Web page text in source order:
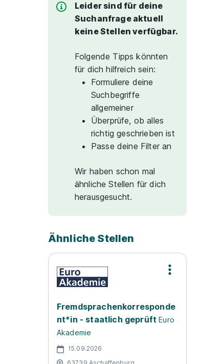
Leider sind für deine
Suchanfrage aktuell
keine Stellen verfügbar.
Folgende Tipps könnten
für dich hilfreich sein:
Formuliere deine
Suchbegriffe
allgemeiner
Überprüfe, ob alles
richtig geschrieben ist
Passe deine Filter an
Wir haben schon mal
ähnliche Stellen für dich
herausgesucht.
Ähnliche Stellen
Fremdsprachenkorresponde
nt*in - staatlich geprüft Euro
Akademie
15.09.2026
63739 Aschaffenburg